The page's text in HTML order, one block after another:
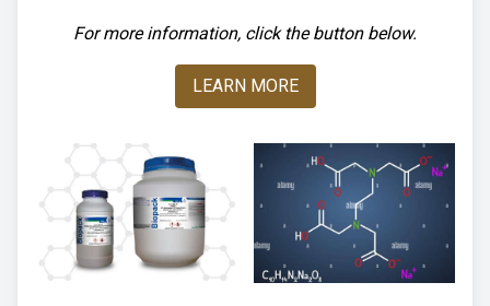
For more information, click the button below.
LEARN MORE